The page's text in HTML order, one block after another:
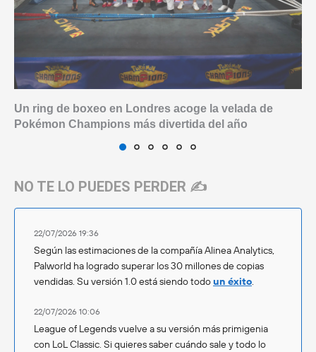
Un ring de boxeo en Londres acoge la velada de
Pokémon Champions más divertida del año
NO TE LO PUEDES PERDER ✍️
22/07/2026 19:36
Según las estimaciones de la compañía Alinea Analytics,
Palworld ha logrado superar los 30 millones de copias
vendidas. Su versión 1.0 está siendo todoun éxito.
22/07/2026 10:06
League of Legends vuelve a su versión más primigenia
con LoL Classic. Si quieres saber cuándo sale y todo lo